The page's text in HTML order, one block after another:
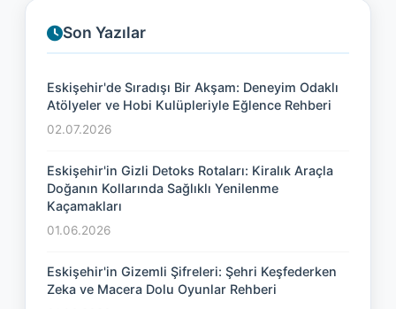
Son Yazılar
Eskişehir'de Sıradışı Bir Akşam: Deneyim Odaklı
Atölyeler ve Hobi Kulüpleriyle Eğlence Rehberi
02.07.2026
Eskişehir'in Gizli Detoks Rotaları: Kiralık Araçla
Doğanın Kollarında Sağlıklı Yenilenme
Kaçamakları
01.06.2026
Eskişehir'in Gizemli Şifreleri: Şehri Keşfederken
Zeka ve Macera Dolu Oyunlar Rehberi